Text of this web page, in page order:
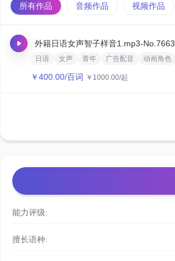
所有作品 音频作品 视频作品
外籍日语女声智子样音1.mp3-No.7663
日语 女声 青年 广告配音 动画角色
￥400.00/百词 ￥ 1000.00/起
能力评级:
擅长语种: